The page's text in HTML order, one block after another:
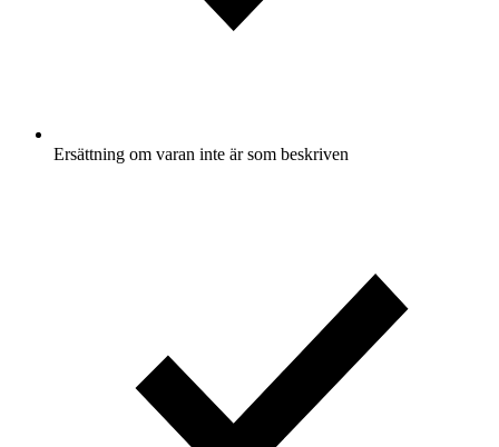
Ersättning om varan inte är som beskriven